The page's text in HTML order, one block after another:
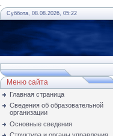
Суббота, 08.08.2026, 05:22
Меню сайта
Главная страница
Сведения об образовательной
организации
Основные сведения